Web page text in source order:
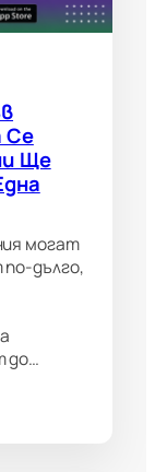
Се
Ще
могат
дълго,
до…